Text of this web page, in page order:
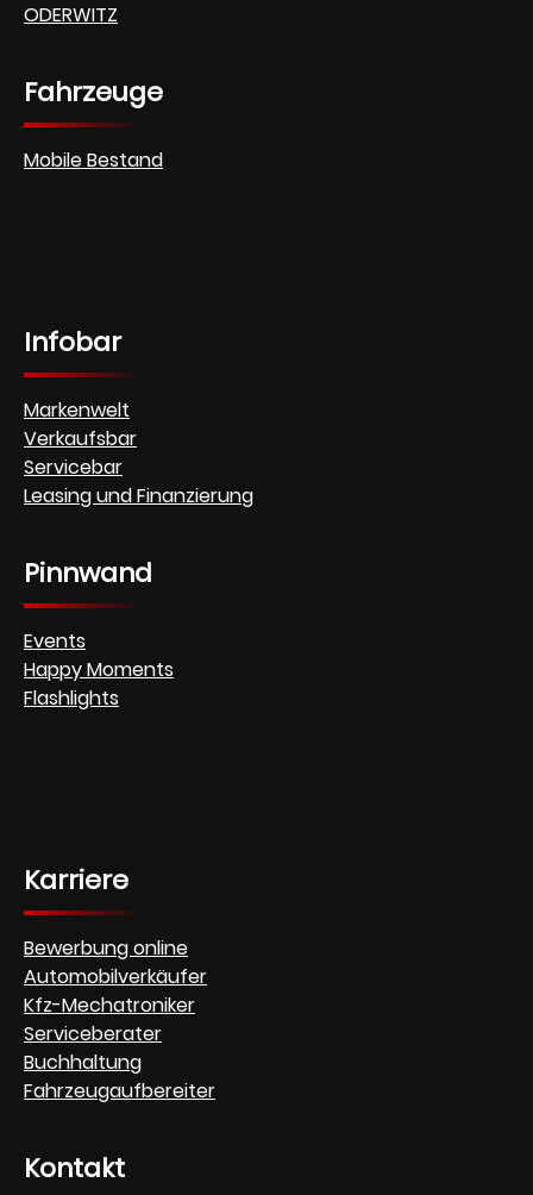
ODERWITZ
Fahrzeuge
Mobile Bestand
Infobar
Markenwelt
Verkaufsbar
Servicebar
Leasing und Finanzierung
Pinnwand
Events
Happy Moments
Flashlights
Karriere
Bewerbung online
Automobilverkäufer
Kfz-Mechatroniker
Serviceberater
Buchhaltung
Fahrzeugaufbereiter
Kontakt